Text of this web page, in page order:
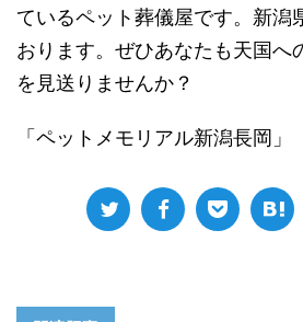
ているペット葬儀屋です。新潟
おります。ぜひあなたも天国へ
を見送りませんか？
「ペットメモリアル新潟長岡」